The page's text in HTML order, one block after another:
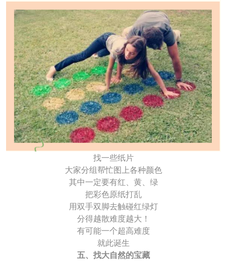
找一些纸片
大家分组帮忙图上各种颜色
其中一定要有红、黄、绿
把彩色原纸打乱
用双手双脚去触碰红绿灯
分得越散难度越大！
有可能一个超高难度
就此诞生
五、找大自然的宝藏